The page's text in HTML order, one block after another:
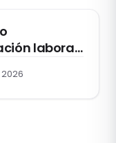
laboral:
casación